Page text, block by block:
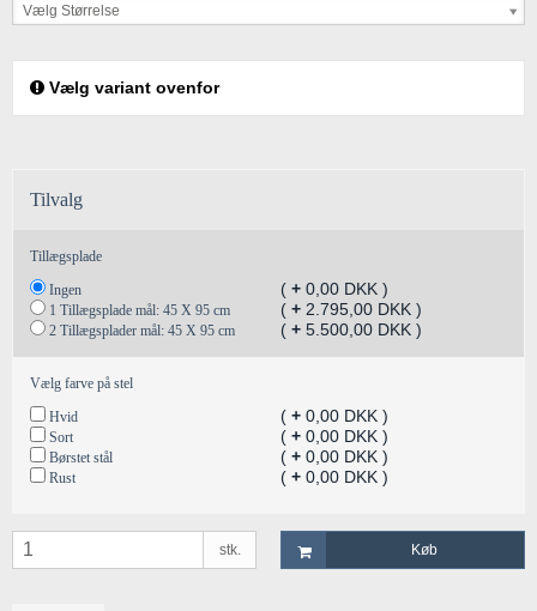
Vælg Størrelse
Vælg variant ovenfor
Tilvalg
Tillægsplade
Ingen
( + 0,00 DKK )
1 Tillægsplade mål: 45 X 95 cm ( + 2.795,00 DKK )
2 Tillægsplader mål: 45 X 95 cm ( + 5.500,00 DKK )
Vælg farve på stel
Hvid
( + 0,00 DKK )
Sort ( + 0,00 DKK )
Børstet stål ( + 0,00 DKK )
Rust ( + 0,00 DKK )
stk. Køb